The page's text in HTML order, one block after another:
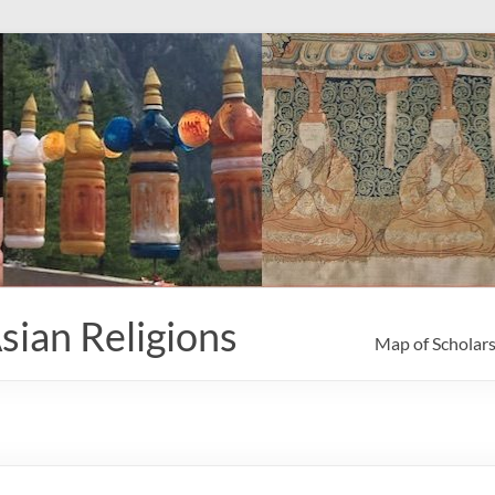
Religions Map of Scholars